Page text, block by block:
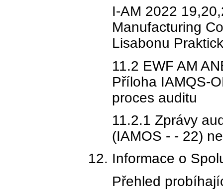
I-AM 2022
Manufacturing
Lisabonu
11.2 EWF AM
Příloha IAMQS-
proces auditu
11.2.1 Zprávy
(IAMOS - - 22)
Informace o
Přehled